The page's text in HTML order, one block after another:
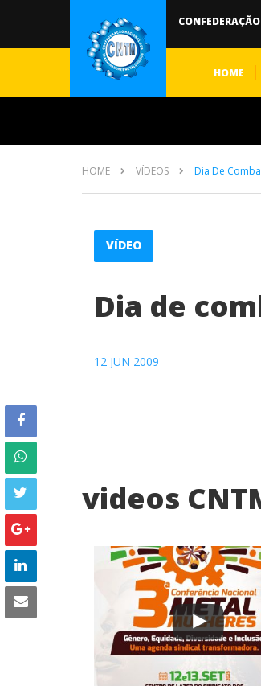
HOME
HOME VÍDEOS Dia De
VÍDEO
Dia de
12 JUN 2009
videos